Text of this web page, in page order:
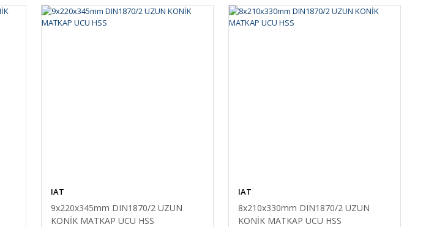
IAT
9x220x345mm DIN1870/2 UZUN
KONİK MATKAP UCU HSS
IAT
8x210x330mm DIN1870/2 UZUN
KONİK MATKAP UCU HSS